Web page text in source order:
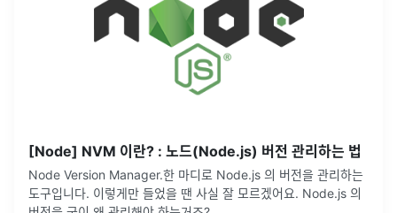
[Node] NVM 이란? : 노드(Node.js) 버전 관리하는 법
Node Version Manager.한 마디로 Node.js 의 버전을 관리하는
도구입니다. 이렇게만 들었을 땐 사실 잘 모르겠어요. Node.js 의